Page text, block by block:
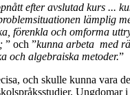
efter avslutad kurs ...
lämplig
förenkla och omforma
” och ”kunna arbeta med
och algebraiska metoder.”
och skulle kunna vara